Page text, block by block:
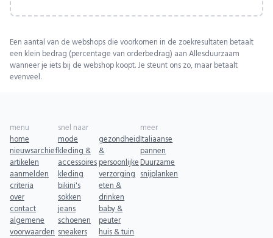
Een aantal van de webshops die voorkomen in de zoekresultaten betaalt
een klein bedrag (percentage van orderbedrag) aan Allesduurzaam
wanneer je iets bij de webshop koopt. Je steunt ons zo, maar betaalt
evenveel.
menu
home
nieuwsarchief
artikelen
aanmelden
criteria
over
contact
algemene
voorwaarden
snel naar
mode
kleding &
accessoires
kleding
bikini's
sokken
jeans
schoenen
sneakers
gezondheid
&
persoonlijke
verzorging
eten &
drinken
baby &
peuter
huis & tuin
meer
Italiaanse
pannen
Duurzame
snijplanken